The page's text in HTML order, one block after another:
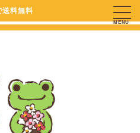
送料無料
MENU